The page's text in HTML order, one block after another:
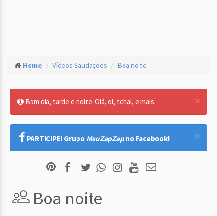
Home Vídeos Saudações Boa noite
×
Bom dia, tarde e noite. Olá, oi, tchal, e mais.
×
PARTICIPE! Grupo MeuZapZap no Facebook!
Boa noite